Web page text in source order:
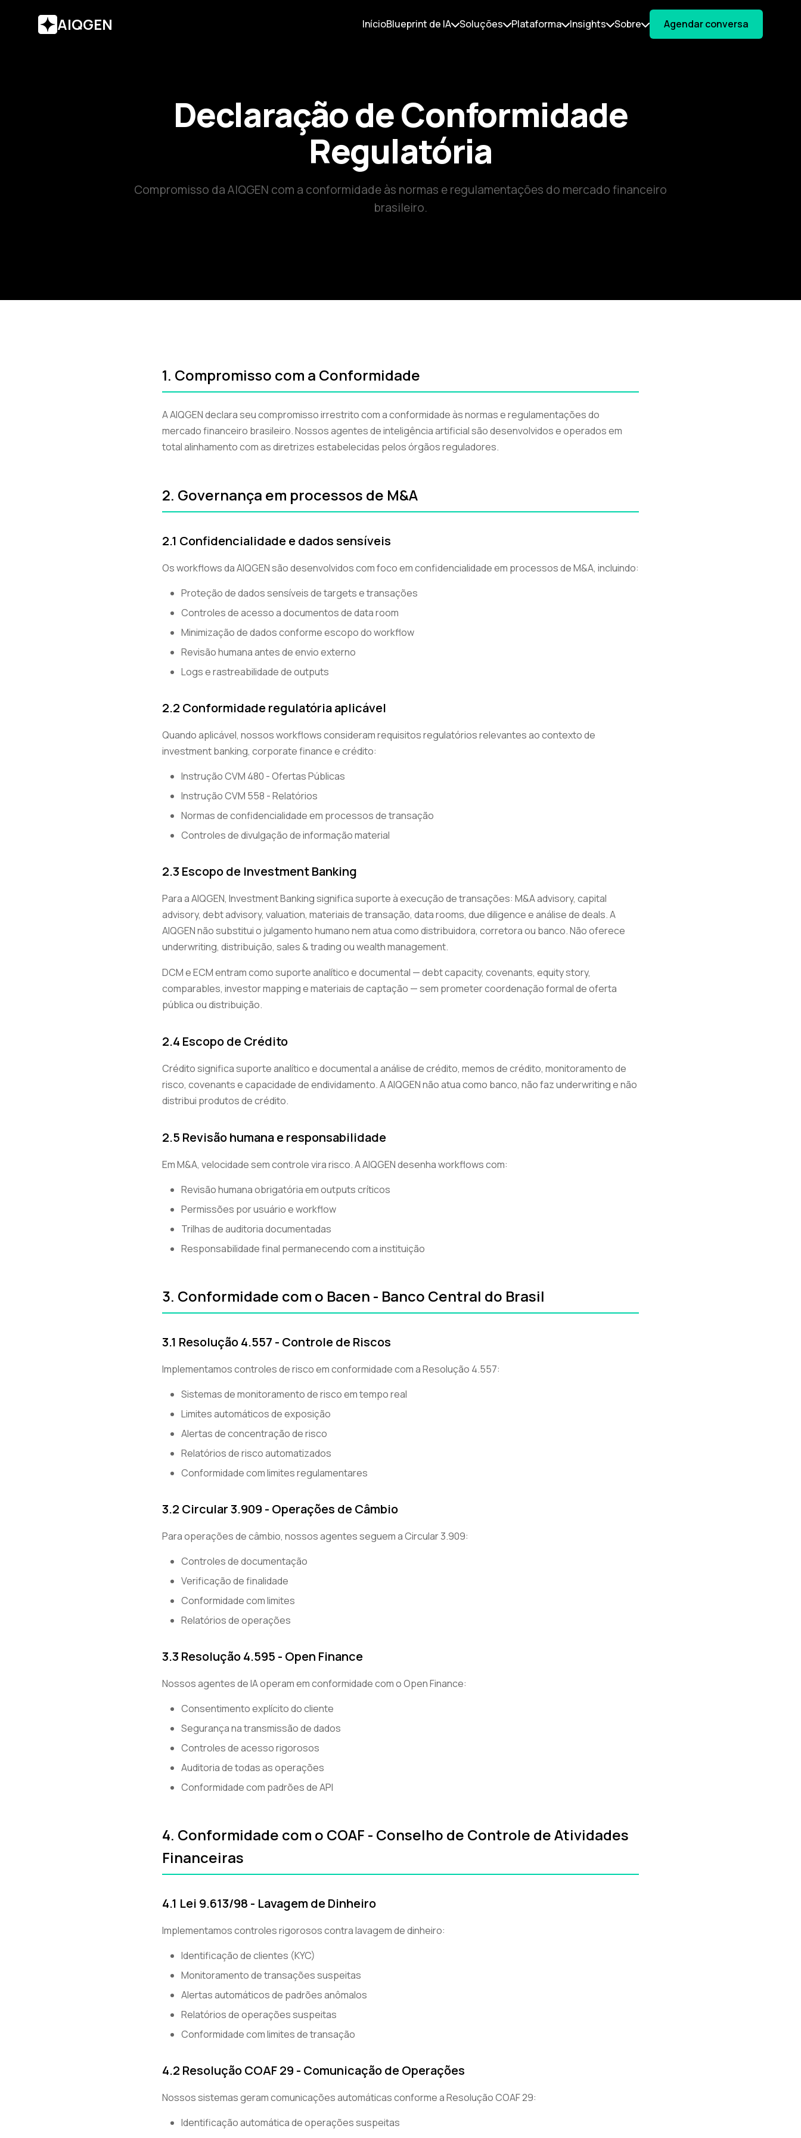
AIQGEN InícioBlueprint de IA Soluções Plataforma Insights Sobre Agendar conversa
Declaração de Conformidade
Regulatória
Compromisso da AIQGEN com a conformidade às normas e regulamentações do mercado financeiro
brasileiro.
1. Compromisso com a Conformidade
A AIQGEN declara seu compromisso irrestrito com a conformidade às normas e regulamentações do
mercado financeiro brasileiro. Nossos agentes de inteligência artificial são desenvolvidos e operados em
total alinhamento com as diretrizes estabelecidas pelos órgãos reguladores.
2. Governança em processos de M&A
2.1 Confidencialidade e dados sensíveis
Os workflows da AIQGEN são desenvolvidos com foco em confidencialidade em processos de M&A, incluindo:
Proteção de dados sensíveis de targets e transações
Controles de acesso a documentos de data room
Minimização de dados conforme escopo do workflow
Revisão humana antes de envio externo
Logs e rastreabilidade de outputs
2.2 Conformidade regulatória aplicável
Quando aplicável, nossos workflows consideram requisitos regulatórios relevantes ao contexto de
investment banking, corporate finance e crédito:
Instrução CVM 480 - Ofertas Públicas
Instrução CVM 558 - Relatórios
Normas de confidencialidade em processos de transação
Controles de divulgação de informação material
2.3 Escopo de Investment Banking
Para a AIQGEN, Investment Banking significa suporte à execução de transações: M&A advisory, capital
advisory, debt advisory, valuation, materiais de transação, data rooms, due diligence e análise de deals. A
AIQGEN não substitui o julgamento humano nem atua como distribuidora, corretora ou banco. Não oferece
underwriting, distribuição, sales & trading ou wealth management.
DCM e ECM entram como suporte analítico e documental — debt capacity, covenants, equity story,
comparables, investor mapping e materiais de captação — sem prometer coordenação formal de oferta
pública ou distribuição.
2.4 Escopo de Crédito
Crédito significa suporte analítico e documental a análise de crédito, memos de crédito, monitoramento de
risco, covenants e capacidade de endividamento. A AIQGEN não atua como banco, não faz underwriting e não
distribui produtos de crédito.
2.5 Revisão humana e responsabilidade
Em M&A, velocidade sem controle vira risco. A AIQGEN desenha workflows com:
Revisão humana obrigatória em outputs críticos
Permissões por usuário e workflow
Trilhas de auditoria documentadas
Responsabilidade final permanecendo com a instituição
3. Conformidade com o Bacen - Banco Central do Brasil
3.1 Resolução 4.557 - Controle de Riscos
Implementamos controles de risco em conformidade com a Resolução 4.557:
Sistemas de monitoramento de risco em tempo real
Limites automáticos de exposição
Alertas de concentração de risco
Relatórios de risco automatizados
Conformidade com limites regulamentares
3.2 Circular 3.909 - Operações de Câmbio
Para operações de câmbio, nossos agentes seguem a Circular 3.909:
Controles de documentação
Verificação de finalidade
Conformidade com limites
Relatórios de operações
3.3 Resolução 4.595 - Open Finance
Nossos agentes de IA operam em conformidade com o Open Finance:
Consentimento explícito do cliente
Segurança na transmissão de dados
Controles de acesso rigorosos
Auditoria de todas as operações
Conformidade com padrões de API
4. Conformidade com o COAF - Conselho de Controle de Atividades
Financeiras
4.1 Lei 9.613/98 - Lavagem de Dinheiro
Implementamos controles rigorosos contra lavagem de dinheiro:
Identificação de clientes (KYC)
Monitoramento de transações suspeitas
Alertas automáticos de padrões anômalos
Relatórios de operações suspeitas
Conformidade com limites de transação
4.2 Resolução COAF 29 - Comunicação de Operações
Nossos sistemas geram comunicações automáticas conforme a Resolução COAF 29:
Identificação automática de operações suspeitas